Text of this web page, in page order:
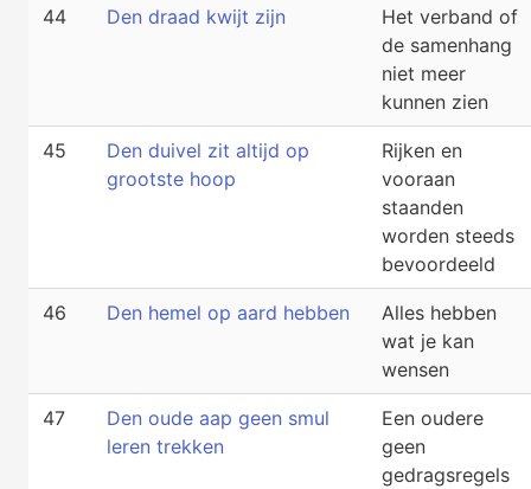
44 Den draad kwijt zijn
Het verband of
de samenhang
niet meer
kunnen zien
45
Den duivel zit altijd op
grootste hoop
Rijken en
vooraan
staanden
worden steeds
bevoordeeld
46 Den hemel op aard hebben
Alles hebben
wat je kan
wensen
47
Den oude aap geen smul
leren trekken
Een oudere
geen
gedragsregels